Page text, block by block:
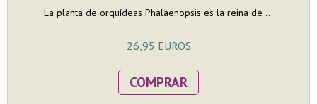
La planta de orquídeas Phalaenopsis es la reina de ...
26,95 EUROS
COMPRAR